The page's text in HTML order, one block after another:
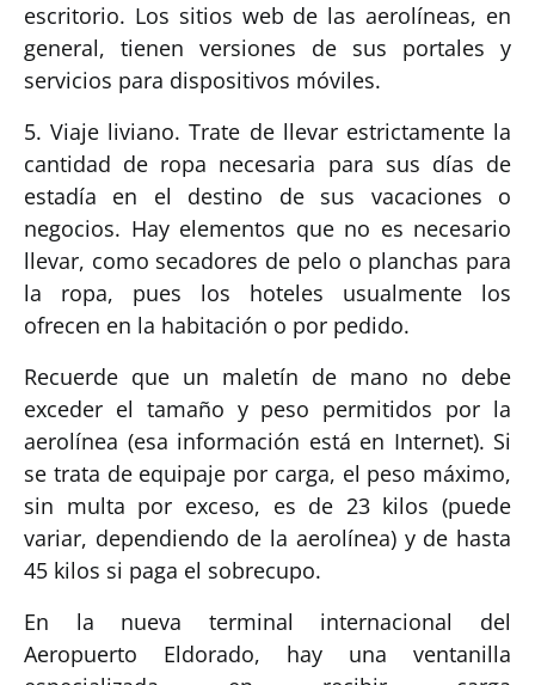
escritorio. Los sitios web de las aerolíneas, en
general, tienen versiones de sus portales y
servicios para dispositivos móviles.
5. Viaje liviano. Trate de llevar estrictamente la
cantidad de ropa necesaria para sus días de
estadía en el destino de sus vacaciones o
negocios. Hay elementos que no es necesario
llevar, como secadores de pelo o planchas para
la ropa, pues los hoteles usualmente los
ofrecen en la habitación o por pedido.
Recuerde que un maletín de mano no debe
exceder el tamaño y peso permitidos por la
aerolínea (esa información está en Internet). Si
se trata de equipaje por carga, el peso máximo,
sin multa por exceso, es de 23 kilos (puede
variar, dependiendo de la aerolínea) y de hasta
45 kilos si paga el sobrecupo.
En la nueva terminal internacional del
Aeropuerto Eldorado, hay una ventanilla